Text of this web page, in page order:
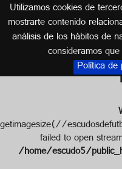
Utilizamos cookies de
mostrarte contenido
análisis de los hábitos de
consideramos
Política
Escudo de
getimagesize(//
failed to open
/home/escudo5/